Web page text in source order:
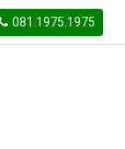
081.1975.1975